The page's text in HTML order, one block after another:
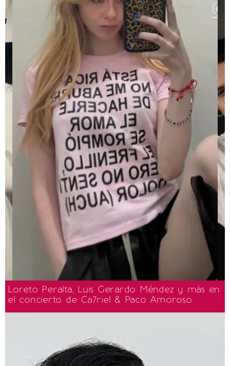
Loreto Peralta, Luis Gerardo Méndez y más en
el concierto de Ca7riel & Paco Amoroso